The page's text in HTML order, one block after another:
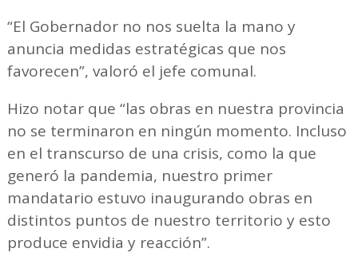
“El Gobernador no nos suelta la mano y
anuncia medidas estratégicas que nos
favorecen”, valoró el jefe comunal.
Hizo notar que “las obras en nuestra provincia
no se terminaron en ningún momento. Incluso
en el transcurso de una crisis, como la que
generó la pandemia, nuestro primer
mandatario estuvo inaugurando obras en
distintos puntos de nuestro territorio y esto
produce envidia y reacción”.